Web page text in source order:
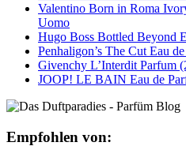
Valentino Born in Roma
Uomo
Hugo Boss Bottled Beyond
Penhaligon’s The Cut Eau
Givenchy L’Interdit Parfum
JOOP! LE BAIN Eau de
Empfohlen von: